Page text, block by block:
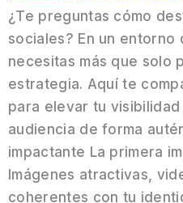
¿Te preguntas cómo
sociales? En un entorno
necesitas más que solo
estrategia. Aquí te
para elevar tu
audiencia de forma
impactante La primera
Imágenes atractivas,
coherentes con tu